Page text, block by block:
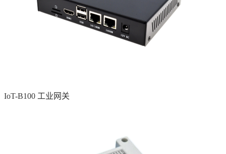
IoT-B100 工业网关